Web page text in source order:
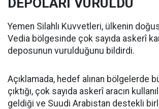
DEPOLARI VURULDU
Yemen Silahlı Kuvvetleri, ülkenin
Vedia bölgesinde çok sayıda askerî
deposunun vurulduğunu bildirdi.
Açıklamada, hedef alınan bölgelerde
çıktığı, çok sayıda askerî aracın
geldiği ve Suudi Arabistan destekli